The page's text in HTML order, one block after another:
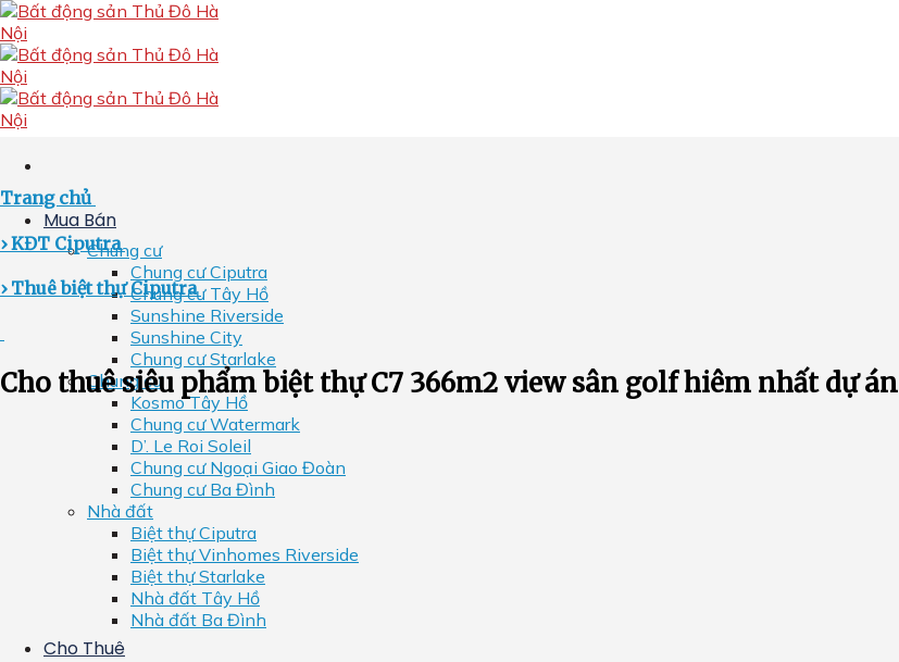
Skip
to
content
Mua Bán
Chung cư
Chung cư Ciputra
Chung cư Tây Hồ
Sunshine Riverside
Sunshine City
Chung cư Starlake
Chung cư
Kosmo Tây Hồ
Chung cư Watermark
D’. Le Roi Soleil
Chung cư Ngoại Giao Đoàn
Chung cư Ba Đình
Nhà đất
Biệt thự Ciputra
Biệt thự Vinhomes Riverside
Biệt thự Starlake
Nhà đất Tây Hồ
Nhà đất Ba Đình
Cho Thuê
Trang chủ
› KĐT Ciputra
› Thuê biệt thự Ciputra
Cho thuê siêu phẩm biệt thự C7 366m2 view sân golf hiêm nhất dự án